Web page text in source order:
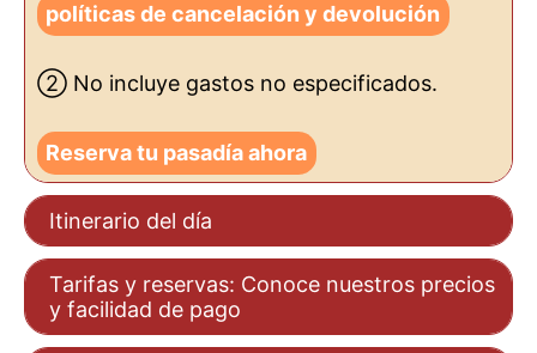
políticas de cancelación y devolución
② No incluye gastos no especificados.
Reserva tu pasadía ahora
Itinerario del día
Tarifas y reservas: Conoce nuestros precios
y facilidad de pago